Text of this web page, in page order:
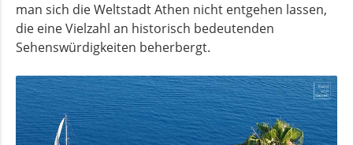
man sich die Weltstadt Athen nicht entgehen lassen,
die eine Vielzahl an historisch bedeutenden
Sehenswürdigkeiten beherbergt.